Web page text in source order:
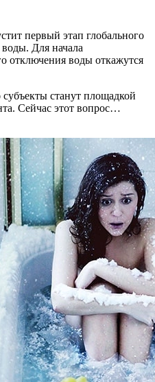
первый этап глобального
Для начала
отключения воды откажутся
станут площадкой
Сейчас этот вопрос…